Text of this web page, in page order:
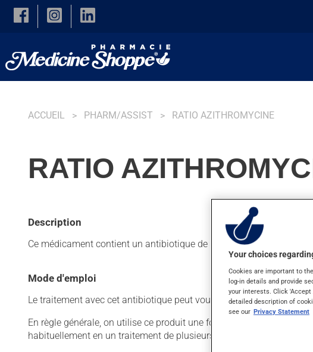
Skip to main content
ACCUEIL PHARM/ASSIST RATIO AZITHROMYCINE
RATIO
Description
Ce médicament contient un antibiotique de la famille des
Mode d'emploi
Le traitement avec cet antibiotique peut vous sembler court. Il
En règle générale, on utilise ce produit une fois par jour. Il est
habituellement en un traitement de plusieurs jours. Pour en retirer
Your choices
Cookies are important to
log-in details and provide
your interests. Click
detailed description of
see our Privacy Statement